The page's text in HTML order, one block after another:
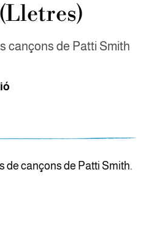
cançons de Patti Smith
de cançons de Patti Smith.